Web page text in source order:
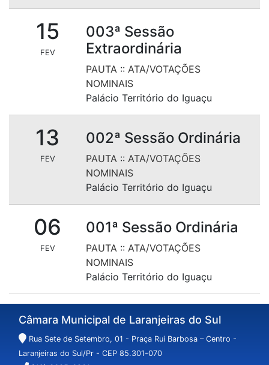
15
FEV
003ª Sessão
Extraordinária
PAUTA :: ATA/VOTAÇÕES
NOMINAIS
Palácio Território do Iguaçu
13
FEV
002ª Sessão Ordinária
PAUTA :: ATA/VOTAÇÕES
NOMINAIS
Palácio Território do Iguaçu
06
FEV
001ª Sessão Ordinária
PAUTA :: ATA/VOTAÇÕES
NOMINAIS
Palácio Território do Iguaçu
Câmara Municipal de Laranjeiras do Sul
Rua Sete de Setembro, 01 - Praça Rui Barbosa – Centro -
Laranjeiras do Sul/Pr - CEP 85.301-070